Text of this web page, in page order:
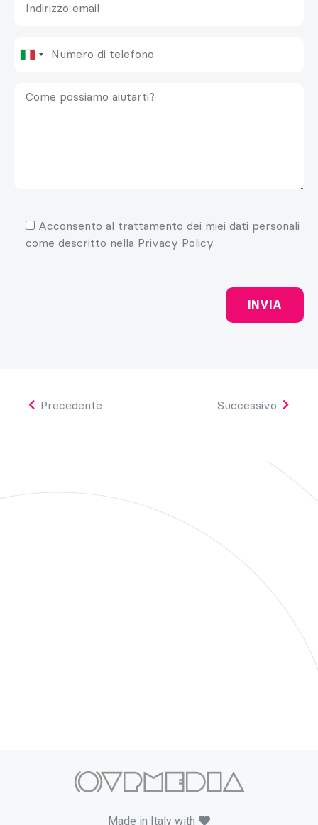
Acconsento al trattamento dei miei dati personali
come descritto nella Privacy Policy
Precedente Successivo
Made in Italy with